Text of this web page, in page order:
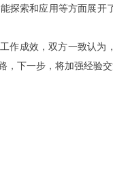
探索和应用等方面展
作成效，双方一致认为
下一步，将加强经验